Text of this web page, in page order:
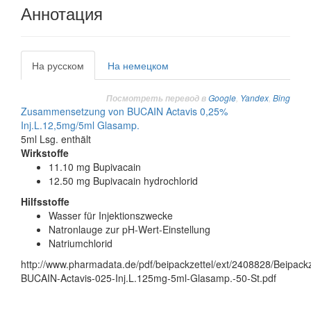
Аннотация
На русском На немецком
Посмотреть перевод вGoogle Yandex Bing
Zusammensetzung von BUCAIN Actavis 0,25%
Inj.L.12,5mg/5ml Glasamp.
5ml Lsg. enthält
Wirkstoffe
11.10 mg Bupivacain
12.50 mg Bupivacain hydrochlorid
Hilfsstoffe
Wasser für Injektionszwecke
Natronlauge zur pH-Wert-Einstellung
Natriumchlorid
http://www.pharmadata.de/pdf/beipackzettel/ext/2408828/
BUCAIN-Actavis-025-Inj.L.125mg-5ml-Glasamp.-50-St.pdf